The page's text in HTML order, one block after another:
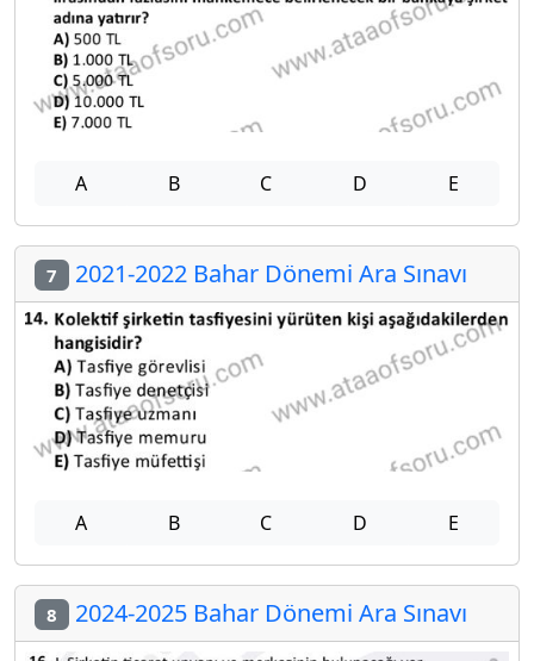
A B C D E
7 2021-2022 Bahar Dönemi Ara Sınavı
A B C D E
8 2024-2025 Bahar Dönemi Ara Sınavı